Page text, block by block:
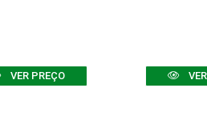
VER PREÇO